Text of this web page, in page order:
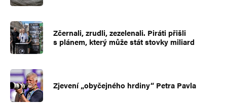
Zčernali, zrudli, zezelenali. Piráti přišli
s plánem, který může stát stovky miliard
Zjevení „obyčejného hrdiny“ Petra Pavla